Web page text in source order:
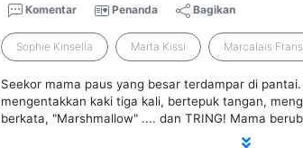
Komentar Penanda Bagikan
Sophie Kinsella Marta Kissi Marcalais
Seekor mama paus yang besar terdampar di
mengentakkan kaki tiga kali, bertepuk tangan,
berkata, "Marshmallow" .... dan TRING! Mama